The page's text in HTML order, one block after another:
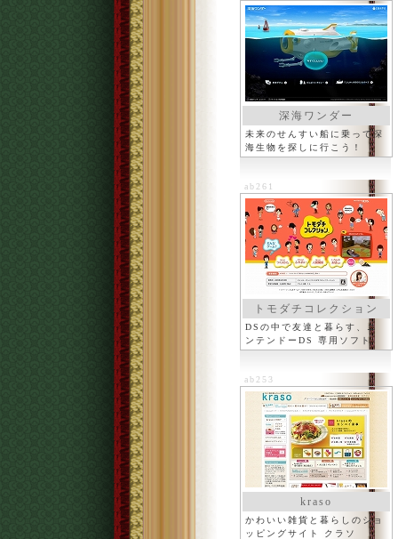
深海ワンダー
未来のせんすい船に乗って深
海生物を探しに行こう！
ab261
トモダチコレクション
DSの中で友達と暮らす、ニ
ンテンドーDS 専用ソフト
ab253
kraso
かわいい雑貨と暮らしのショ
ッピングサイト クラソ